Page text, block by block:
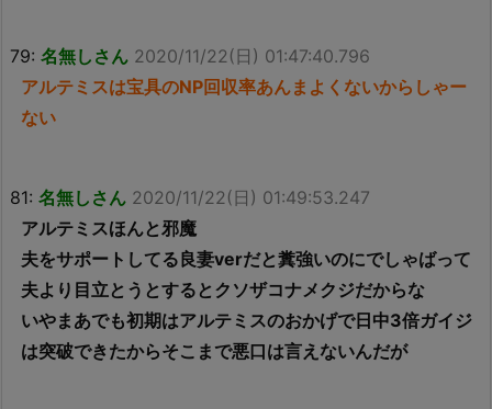
79: 名無しさん 2020/11/22(日) 01:47:40.796
アルテミスは宝具のNP回収率あんまよくないからしゃー
ない
81: 名無しさん 2020/11/22(日) 01:49:53.247
アルテミスほんと邪魔
夫をサポートしてる良妻verだと糞強いのにでしゃばって
夫より目立とうとするとクソザコナメクジだからな
いやまあでも初期はアルテミスのおかげで日中3倍ガイジ
は突破できたからそこまで悪口は言えないんだが